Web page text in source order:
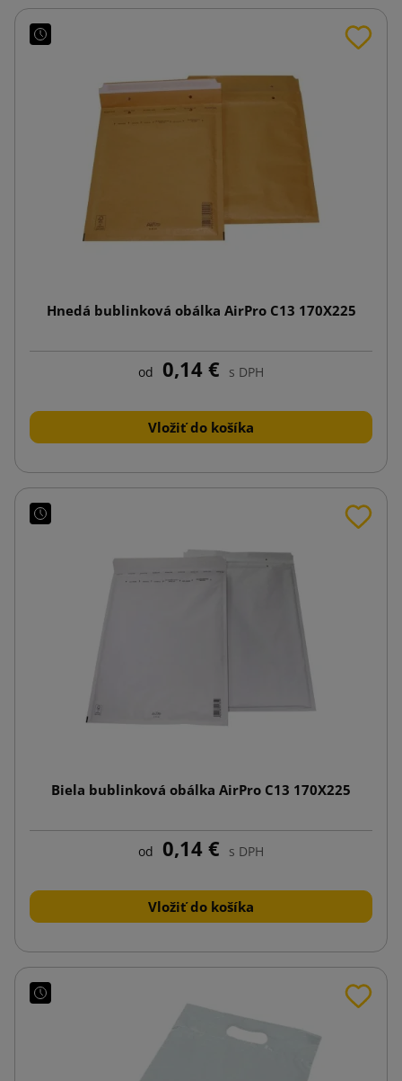
Hnedá bublinková obálka AirPro C13 170X225
od 0,14 € s DPH
Vložiť do košíka
Biela bublinková obálka AirPro C13 170X225
od 0,14 € s DPH
Vložiť do košíka